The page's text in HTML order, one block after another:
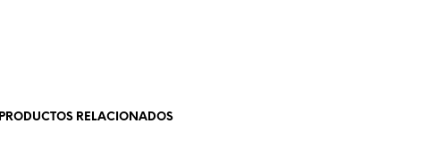
PRODUCTOS RELACIONADOS